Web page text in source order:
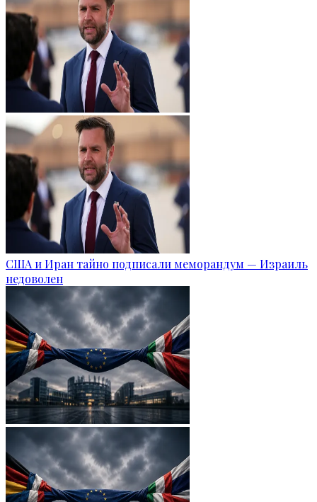
США и Иран тайно подписали меморандум — Израиль
недоволен